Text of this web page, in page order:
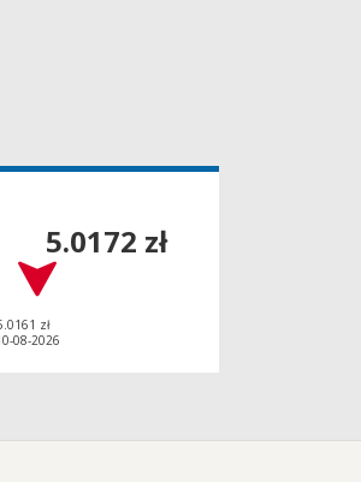
5.0172 zł
zł
08-2026